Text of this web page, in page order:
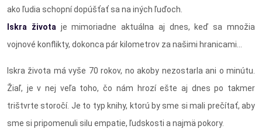
ako ľudia schopní dopúšťať sa na iných ľuďoch.
Iskra života je mimoriadne aktuálna aj dnes, keď sa množia
vojnové konflikty, dokonca pár kilometrov za našimi hranicami...
Iskra života má vyše 70 rokov, no akoby nezostarla ani o minútu.
Žiaľ, je v nej veľa toho, čo nám hrozí ešte aj dnes po takmer
trištvrte storočí. Je to typ knihy, ktorú by sme si mali prečítať, aby
sme si pripomenuli silu empatie, ľudskosti a najmä pokory.